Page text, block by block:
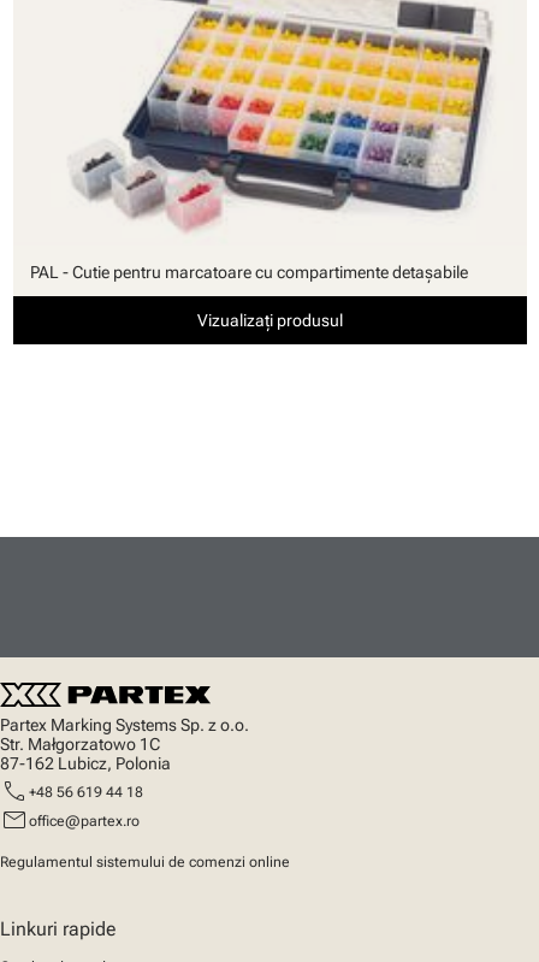
PAL - Cutie pentru marcatoare cu compartimente detaşabile
Vizualizați produsul
Partex Marking Systems Sp. z o.o.
Str. Małgorzatowo 1C
87-162 Lubicz, Polonia
call +48 56 619 44 18
mail office@partex.ro
Regulamentul sistemului de comenzi online
Linkuri rapide